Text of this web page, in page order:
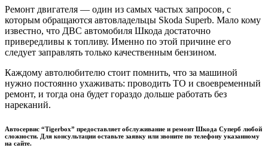
Ремонт двигателя — один из самых частых запросов, с
которым обращаются автовладельцы Skoda Superb. Мало кому
известно, что ДВС автомобиля Шкода достаточно
привередливы к топливу. Именно по этой причине его
следует заправлять только качественным бензином.
Каждому автолюбителю стоит помнить, что за машиной
нужно постоянно ухаживать: проводить ТО и своевременный
ремонт, и тогда она будет гораздо дольше работать без
нареканий.
Автосервис “Tigerbox” предоставляет обслуживание и ремонт Шкода Суперб любой
сложности. Для консультации оставьте заявку или звоните по телефону указанному
на сайте.